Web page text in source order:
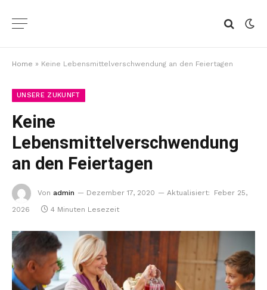
Home » Keine Lebensmittelverschwendung an den Feiertagen
UNSERE ZUKUNFT
Keine
Lebensmittelverschwendung
an den Feiertagen
Von admin Dezember 17, 2020 Aktualisiert:
Feber 25,
2026
4 Minuten Lesezeit